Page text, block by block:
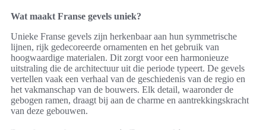
Wat maakt Franse gevels uniek?
Unieke Franse gevels zijn herkenbaar aan hun symmetrische
lijnen, rijk gedecoreerde ornamenten en het gebruik van
hoogwaardige materialen. Dit zorgt voor een harmonieuze
uitstraling die de architectuur uit die periode typeert. De gevels
vertellen vaak een verhaal van de geschiedenis van de regio en
het vakmanschap van de bouwers. Elk detail, waaronder de
gebogen ramen, draagt bij aan de charme en aantrekkingskracht
van deze gebouwen.